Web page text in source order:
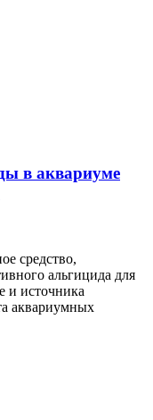
в аквариуме
средство,
альгицида для
и источника
аквариумных